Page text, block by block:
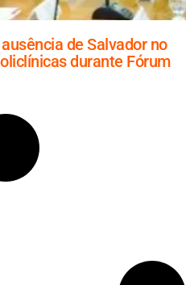
de Salvador no
durante Fórum